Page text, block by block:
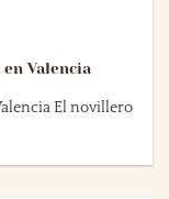
Valencia
El novillero